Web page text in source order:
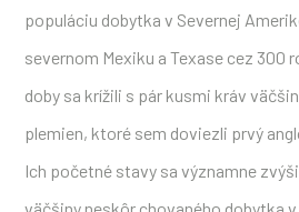
populáciu dobytka v Severnej
severnom Mexiku a Texase cez 300
doby sa krížili s pár kusmi kráv
plemien, ktoré sem doviezli prvý
Ich početné stavy sa významne